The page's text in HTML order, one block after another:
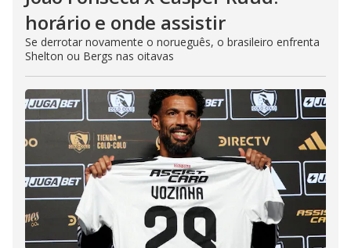
horário e onde assistir
Se derrotar novamente o norueguês, o brasileiro enfrenta
Shelton ou Bergs nas oitavas